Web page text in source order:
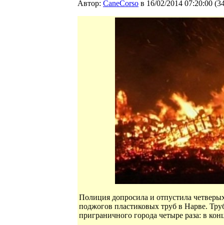
Автор: CaneCorso в 16/02/2014 07:20:00 (
Полиция допросила и отпустила
поджогов пластиковых труб в Нарве.
приграничного города четыре раза: в